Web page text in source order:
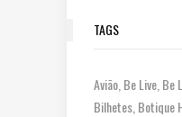
TAGS
Avião Be Live Be
Bilhetes Botique